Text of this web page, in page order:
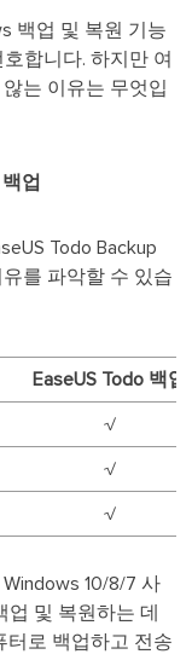
백업 및 복원 기능
합니다. 하지만 여
는 이유는 무엇입
업
Todo Backup
를 파악할 수 있습
EaseUS Todo 백업
√
√
√
10/8/7 사
및 복원하는 데
터로 백업하고 전송